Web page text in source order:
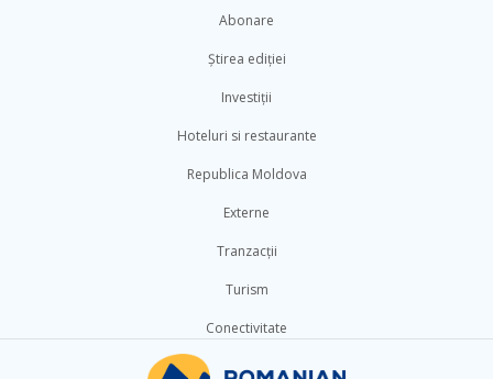
Abonare
Știrea ediției
Investiții
Hoteluri si restaurante
Republica Moldova
Externe
Tranzacții
Turism
Conectivitate